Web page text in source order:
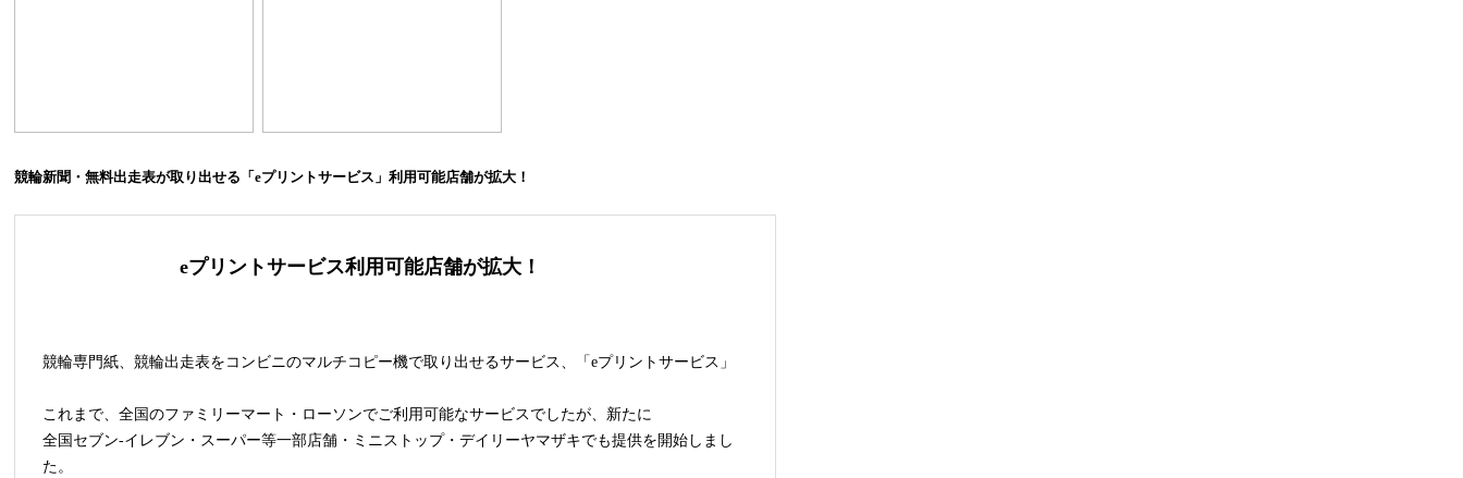
競輪新聞・無料出走表が取り出せる「eプリントサービス」利用可能店舗が拡大！
eプリントサービス利用可能店舗が拡大！
競輪専門紙、競輪出走表をコンビニのマルチコピー機で取り出せるサービス、「eプリントサービス」
これまで、全国のファミリーマート・ローソンでご利用可能なサービスでしたが、新たに
全国セブン-イレブン ・スーパー等一部店舗・ミニストップ・デイリーヤマザキでも提供を開始しまし
た。